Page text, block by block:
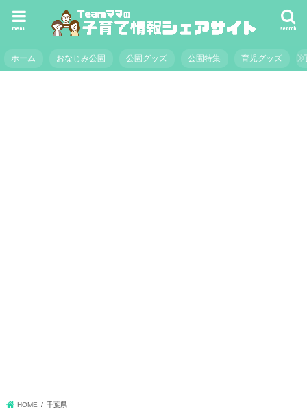
search
menu
ホーム おなじみ公園 公園グッズ 公園特集 育児グッズ
HOME 千葉県